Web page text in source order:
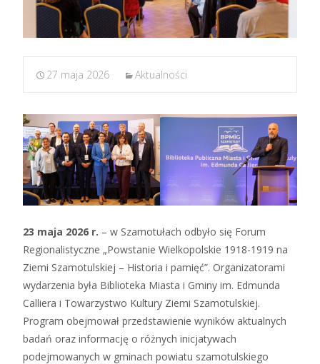
27 maja 2026 Aktualności
23 maja 2026 r. – w Szamotułach odbyło się Forum
Regionalistyczne „Powstanie Wielkopolskie 1918-1919 na
Ziemi Szamotulskiej – Historia i pamięć”. Organizatorami
wydarzenia była Biblioteka Miasta i Gminy im. Edmunda
Calliera i Towarzystwo Kultury Ziemi Szamotulskiej.
Program obejmował przedstawienie wyników aktualnych
badań oraz informację o różnych inicjatywach
podejmowanych w gminach powiatu szamotulskiego